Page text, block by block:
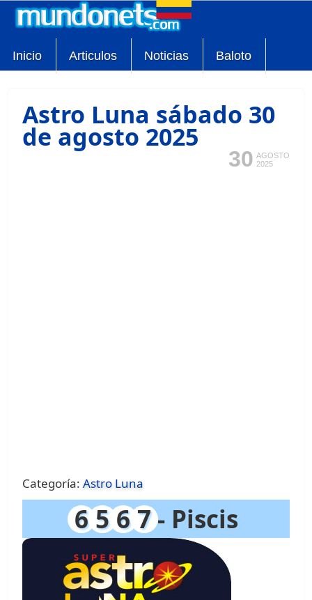
Inicio Articulos Noticias Baloto
Astro Luna sábado 30
de agosto 2025
30 AGOSTO
2025
Categoría:Astro Luna
6 5 6 7- Piscis